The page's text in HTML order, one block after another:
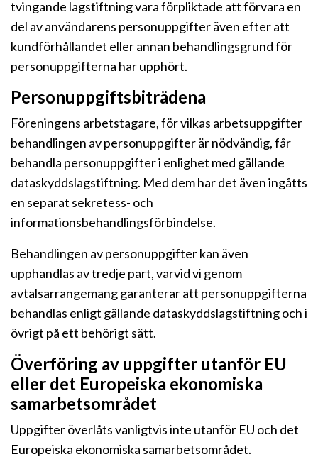
tvingande lagstiftning vara förpliktade att förvara en
del av användarens personuppgifter även efter att
kundförhållandet eller annan behandlingsgrund för
personuppgifterna har upphört.
Personuppgiftsbiträdena
Föreningens arbetstagare, för vilkas arbetsuppgifter
behandlingen av personuppgifter är nödvändig, får
behandla personuppgifter i enlighet med gällande
dataskyddslagstiftning. Med dem har det även ingåtts
en separat sekretess- och
informationsbehandlingsförbindelse.
Behandlingen av personuppgifter kan även
upphandlas av tredje part, varvid vi genom
avtalsarrangemang garanterar att personuppgifterna
behandlas enligt gällande dataskyddslagstiftning och i
övrigt på ett behörigt sätt.
Överföring av uppgifter utanför EU
eller det Europeiska ekonomiska
samarbetsområdet
Uppgifter överlåts vanligtvis inte utanför EU och det
Europeiska ekonomiska samarbetsområdet.